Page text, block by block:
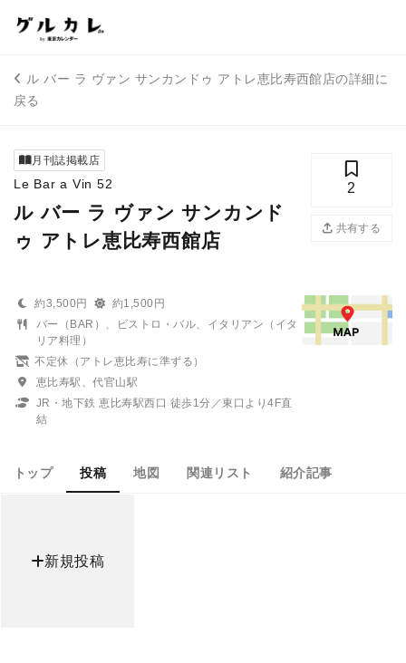
ル バー ラ ヴァン サンカンドゥ アトレ恵比寿西館店の詳細に
戻る
月刊誌掲載店
Le Bar a Vin 52
ル バー ラ ヴァン サンカンド
ゥ アトレ恵比寿西館店
2
共有する
約3,500円
約1,500円
バー（BAR）、ビストロ・バル、イタリアン（イタ
リア料理）
不定休（アトレ恵比寿に準ずる）
恵比寿駅、代官山駅
JR・地下鉄 恵比寿駅西口 徒歩1分／東口より4F直
結
トップ 投稿 地図 関連リスト 紹介記事
新規投稿